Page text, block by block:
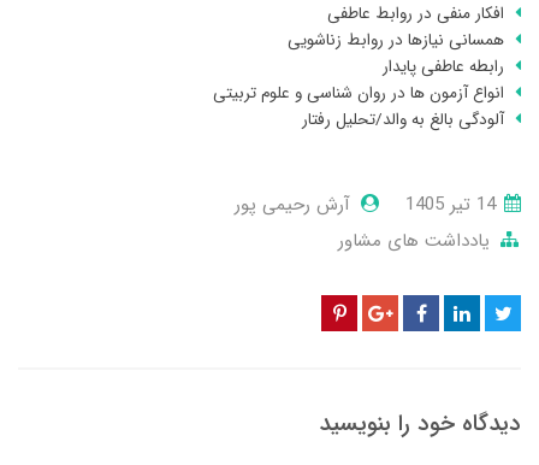
افکار منفی در روابط عاطفی
همسانی نیازها در روابط زناشویی
رابطه عاطفی پایدار
انواع آزمون ها در روان شناسی و علوم تربیتی
آلودگی بالغ به والد/تحلیل رفتار
14 تير 1405
آرش رحیمی پور
یادداشت های مشاور
دیدگاه خود را بنویسید